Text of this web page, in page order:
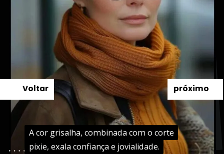
A cor grisalha, combinada com o corte
pixie, exala confiança e jovialidade.
A cor grisalha, combinada com o corte
pixie, exala confiança e jovialidade.
próximo
Voltar